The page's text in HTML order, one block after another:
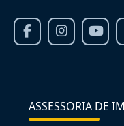
ASSESSORIA DE